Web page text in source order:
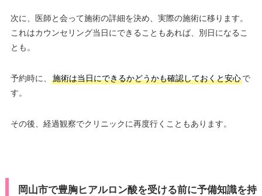
次に、医師と会って施術の詳細を決め、実際の施術に移ります。
これはカウンセリング当日にできることもあれば、別日になるこ
とも。
予約時に、 施術は当日にできるかどうかも確認しておくと安心で
す。
その後、経過観察でクリニックに再度行くこともあります。
岡山市で豊胸ヒアルロン酸を受ける前に予備知識を持